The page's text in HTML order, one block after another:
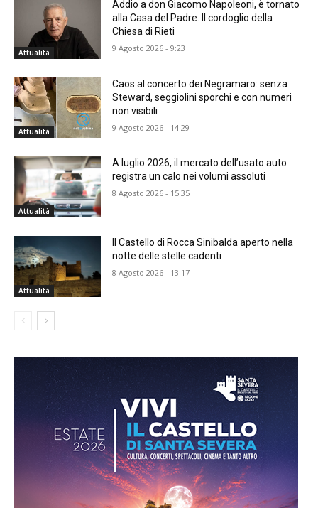
Attualità
Addio a don Giacomo Napoleoni, è tornato
alla Casa del Padre. Il cordoglio della
Chiesa di Rieti
9 Agosto 2026 - 9:23
Attualità
Caos al concerto dei Negramaro: senza
Steward, seggiolini sporchi e con numeri
non visibili
9 Agosto 2026 - 14:29
Attualità
A luglio 2026, il mercato dell’usato auto
registra un calo nei volumi assoluti
8 Agosto 2026 - 15:35
Attualità
Il Castello di Rocca Sinibalda aperto nella
notte delle stelle cadenti
8 Agosto 2026 - 13:17